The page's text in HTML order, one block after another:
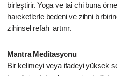
birleştirir. Yoga ve tai chi buna
hareketlerle bedeni ve zihni
zihinsel refahı artırır.
Mantra Meditasyonu
Bir kelimeyi veya ifadeyi yüksek